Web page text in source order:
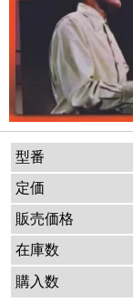
型番
定価
販売価格
在庫数
購入数